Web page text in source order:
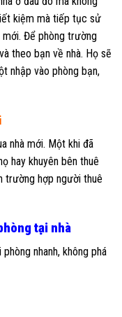
kiệm mà tiếp tục sử
mới. Để phòng trường
theo bạn về nhà. Họ sẽ
nhập vào phòng bạn,
nhà mới. Một khi đã
hay khuyên bên thuê
trường hợp người thuê
tại nhà
nhanh, không phá